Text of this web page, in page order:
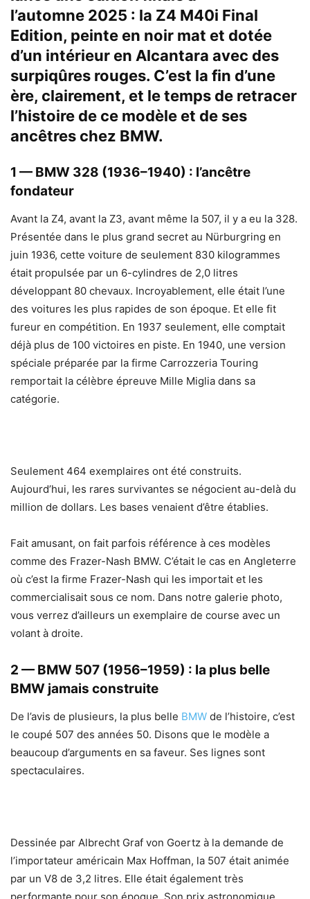
l’automne 2025 : la Z4 M40i Final
Edition, peinte en noir mat et dotée
d’un intérieur en Alcantara avec des
surpiqûres rouges. C’est la fin d’une
ère, clairement, et le temps de retracer
l’histoire de ce modèle et de ses
ancêtres chez BMW.
1 — BMW 328 (1936–1940) : l’ancêtre
fondateur
Avant la Z4, avant la Z3, avant même la 507, il y a eu la 328.
Présentée dans le plus grand secret au Nürburgring en
juin 1936, cette voiture de seulement 830 kilogrammes
était propulsée par un 6-cylindres de 2,0 litres
développant 80 chevaux. Incroyablement, elle était l’une
des voitures les plus rapides de son époque. Et elle fit
fureur en compétition. En 1937 seulement, elle comptait
déjà plus de 100 victoires en piste. En 1940, une version
spéciale préparée par la firme Carrozzeria Touring
remportait la célèbre épreuve Mille Miglia dans sa
catégorie.
Seulement 464 exemplaires ont été construits.
Aujourd’hui, les rares survivantes se négocient au-delà du
million de dollars. Les bases venaient d’être établies.
Fait amusant, on fait parfois référence à ces modèles
comme des Frazer-Nash BMW. C’était le cas en Angleterre
où c’est la firme Frazer-Nash qui les importait et les
commercialisait sous ce nom. Dans notre galerie photo,
vous verrez d’ailleurs un exemplaire de course avec un
volant à droite.
2 — BMW 507 (1956–1959) : la plus belle
BMW jamais construite
De l’avis de plusieurs, la plus belle BMW de l’histoire, c’est
le coupé 507 des années 50. Disons que le modèle a
beaucoup d’arguments en sa faveur. Ses lignes sont
spectaculaires.
Dessinée par Albrecht Graf von Goertz à la demande de
l’importateur américain Max Hoffman, la 507 était animée
par un V8 de 3,2 litres. Elle était également très